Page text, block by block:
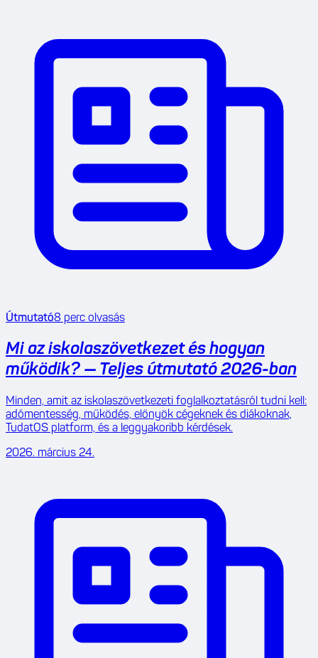
Útmutató8 perc olvasás
Mi az iskolaszövetkezet és hogyan
működik? — Teljes útmutató 2026-ban
Minden, amit az iskolaszövetkezeti foglalkoztatásról tudni kell:
adómentesség, működés, előnyök cégeknek és diákoknak,
TudatOS platform, és a leggyakoribb kérdések.
2026. március 24.